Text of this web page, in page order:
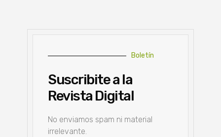
Boletín
Suscribite a la
Revista Digital
No enviamos spam ni material
irrelevante.